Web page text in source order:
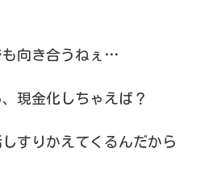
も向き合うねぇ…
現金化しちゃえば？
すりかえてくるんだから